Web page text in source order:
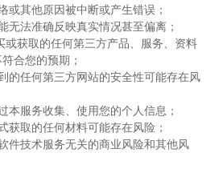
或其他原因被中断或产生错误；
无法准确反映真实情况甚至偏离；
或获取的任何第三方产品、服务、资料
合您的预期；
的任何第三方网站的安全性可能存在风
本服务收集、使用您的个人信息；
获取的任何材料可能存在风险；
件技术服务无关的商业风险和其他风